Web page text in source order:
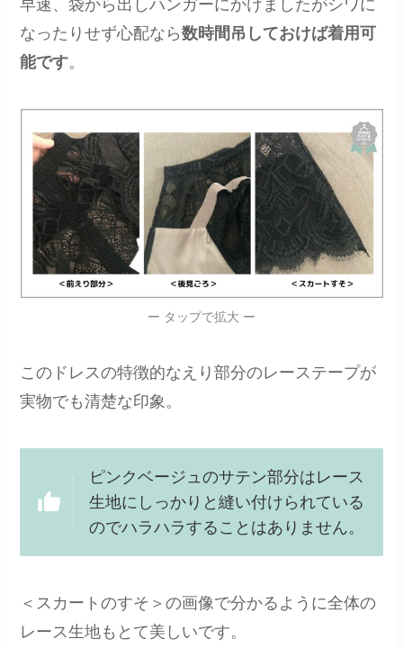
早速、袋から出しハンガーにかけましたがシワに
なったりせず心配なら数時間吊しておけば着用可
能です。
ー タップで拡大 ー
このドレスの特徴的なえり部分のレーステープが
実物でも清楚な印象。
ピンクベージュのサテン部分はレース
生地にしっかりと縫い付けられている
のでハラハラすることはありません。
＜スカートのすそ＞の画像で分かるように全体の
レース生地もとて美しいです。